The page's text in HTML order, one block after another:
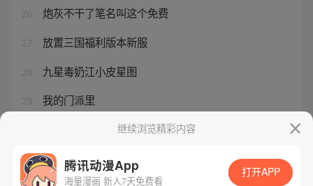
26 炮灰不干了笔名叫这个免费
27 放置三国福利版本新服
28 九星毒奶江小皮星图
29 我的门派里
继续浏览精彩内容
腾讯动漫App
海量漫画 新人7天免费看
打开APP